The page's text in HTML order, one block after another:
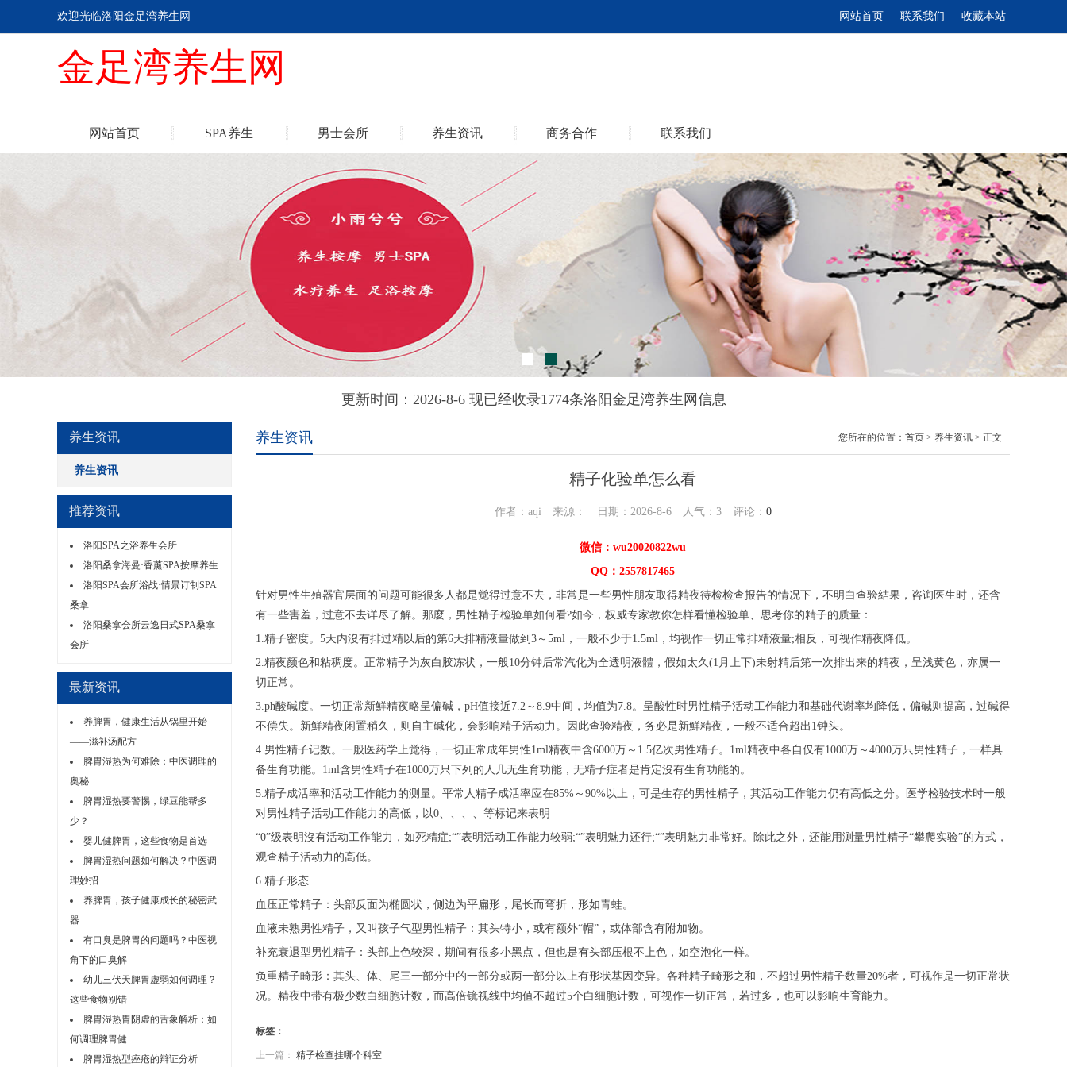
网站首页 联系我们 收藏本站
欢迎光临洛阳金足湾养生网
金足湾养生网
网站首页 SPA养生 男士会所 养生资讯 商务合作 联系我们
更新时间：2026-8-6 现已经收录1774条洛阳金足湾养生网信息
养生资讯
养生资讯
推荐资讯
洛阳SPA之浴养生会所
洛阳桑拿海曼·香薰SPA按摩养生
洛阳SPA会所浴战·情景订制SPA
桑拿
洛阳桑拿会所云逸日式SPA桑拿
会所
最新资讯
养脾胃，健康生活从锅里开始
——滋补汤配方
脾胃湿热为何难除：中医调理的
奥秘
脾胃湿热要警惕，绿豆能帮多
少？
婴儿健脾胃，这些食物是首选
脾胃湿热问题如何解决？中医调
理妙招
养脾胃，孩子健康成长的秘密武
器
有口臭是脾胃的问题吗？中医视
角下的口臭解
幼儿三伏天脾胃虚弱如何调理？
这些食物别错
脾胃湿热胃阴虚的舌象解析：如
何调理脾胃健
脾胃湿热型痤疮的辩证分析
养生资讯 您所在的位置： 首页 > 养生资讯 > 正文
精子化验单怎么看
作者：aqi 来源： 日期：2026-8-6 人气： 3评论： 0
微信：wu20020822wu
QQ：2557817465
针对男性生殖器官层面的问题可能很多人都是觉得过意不去，非常是一些男性朋友取得精夜待检检查报告的情况下，不明白查验結果，咨询医生时，还含
有一些害羞，过意不去详尽了解。那麼，男性精子检验单如何看?如今，权威专家教你怎样看懂检验单、思考你的精子的质量：
1.精子密度。5天内沒有排过精以后的第6天排精液量做到3～5ml，一般不少于1.5ml，均视作一切正常排精液量;相反，可视作精夜降低。
2.精夜颜色和粘稠度。正常精子为灰白胶冻状，一般10分钟后常汽化为全透明液體，假如太久(1月上下)未射精后第一次排出来的精夜，呈浅黄色，亦属一
切正常。
3.ph酸碱度。一切正常新鮮精夜略呈偏碱，pH值接近7.2～8.9中间，均值为7.8。呈酸性时男性精子活动工作能力和基础代谢率均降低，偏碱则提高，过碱得
不偿失。新鮮精夜闲置稍久，则自主碱化，会影响精子活动力。因此查验精夜，务必是新鮮精夜，一般不适合超出1钟头。
4.男性精子记数。一般医药学上觉得，一切正常成年男性1ml精夜中含6000万～1.5亿次男性精子。1ml精夜中各自仅有1000万～4000万只男性精子，一样具
备生育功能。1ml含男性精子在1000万只下列的人几无生育功能，无精子症者是肯定沒有生育功能的。
5.精子成活率和活动工作能力的测量。平常人精子成活率应在85%～90%以上，可是生存的男性精子，其活动工作能力仍有高低之分。医学检验技术时一般
对男性精子活动工作能力的高低，以0、、、、等标记来表明
“0”级表明沒有活动工作能力，如死精症;“”表明活动工作能力较弱;“”表明魅力还行;“”表明魅力非常好。除此之外，还能用测量男性精子“攀爬实验”的方式，
观查精子活动力的高低。
6.精子形态
血压正常精子：头部反面为椭圆状，侧边为平扁形，尾长而弯折，形如青蛙。
血液未熟男性精子，又叫孩子气型男性精子：其头特小，或有额外“帽”，或体部含有附加物。
补充衰退型男性精子：头部上色较深，期间有很多小黑点，但也是有头部压根不上色，如空泡化一样。
负重精子畸形：其头、体、尾三一部分中的一部分或两一部分以上有形状基因变异。各种精子畸形之和，不超过男性精子数量20%者，可视作是一切正常状
况。精夜中带有极少数白细胞计数，而高倍镜视线中均值不超过5个白细胞计数，可视作一切正常，若过多，也可以影响生育能力。
标签：
上一篇： 精子检查挂哪个科室